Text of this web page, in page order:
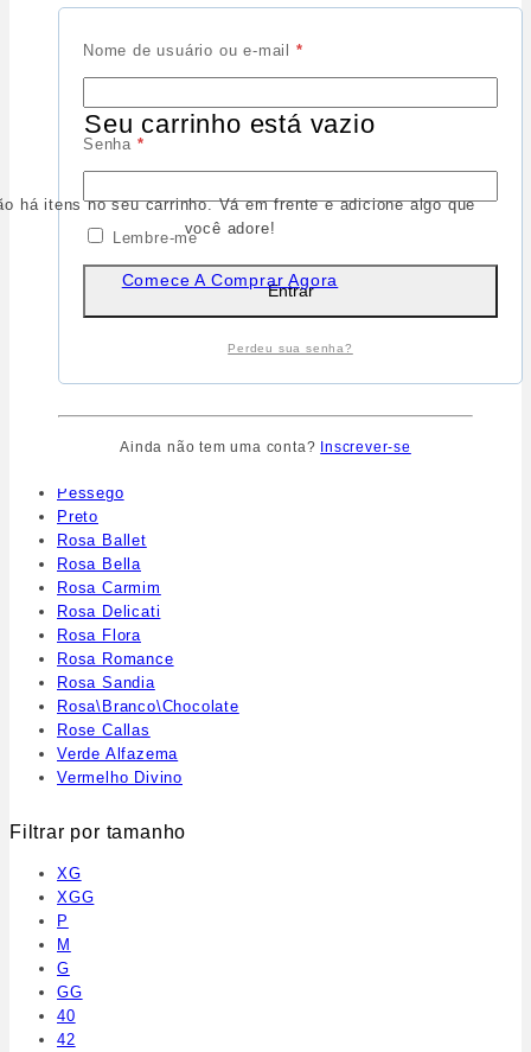
Base
Base/Azul Marinho
Base/Rosa Delicate
Branco
Canela
Chocolate
Chocolate/Vermelho Divino
Nude
Nude/Branco/Pêssego
Pêssego
Preto
Rosa Ballet
Rosa Bella
Rosa Carmim
Rosa Delicati
Rosa Flora
Rosa Romance
Rosa Sandia
Rosa\Branco\Chocolate
Rose Callas
Verde Alfazema
Vermelho Divino
Filtrar por tamanho
XG
XGG
P
M
G
GG
40
42
Nome de usuário ou e-mail *
Senha *
Lembre-me
Entrar
Perdeu sua senha?
Ainda não tem uma conta? Inscrever-se
Seu carrinho está vazio
há itens no seu carrinho. Vá em frente e adicione algo que
você adore!
Comece A Comprar Agora